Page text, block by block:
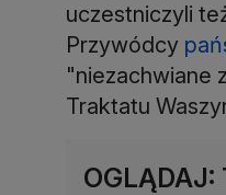
uczestniczyli
Przywódcy
"niezachwiane
Traktatu